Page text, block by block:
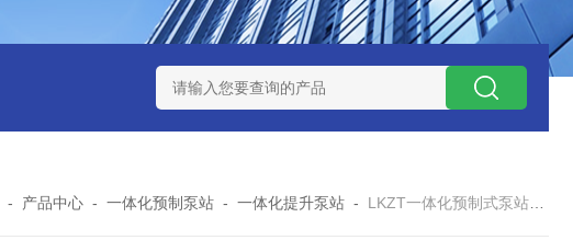
LK康复医院废水处理器设备 LK康复医院污水处理
- 产品中心 -一体化预制泵站 -一体化提升泵站 - LKZT一体化预制式泵站厂家